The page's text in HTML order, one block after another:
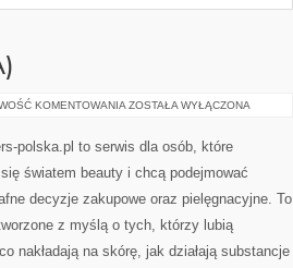
KOMENTOWANIA NATURA
(BRAZYLIA)
ZOSTAŁA WYŁĄCZONA
polska.pl to serwis dla osób, które
światem beauty i chcą podejmować
decyzje zakupowe oraz pielęgnacyjne. To
z myślą o tych, którzy lubią
nakładają na skórę, jak działają substancje